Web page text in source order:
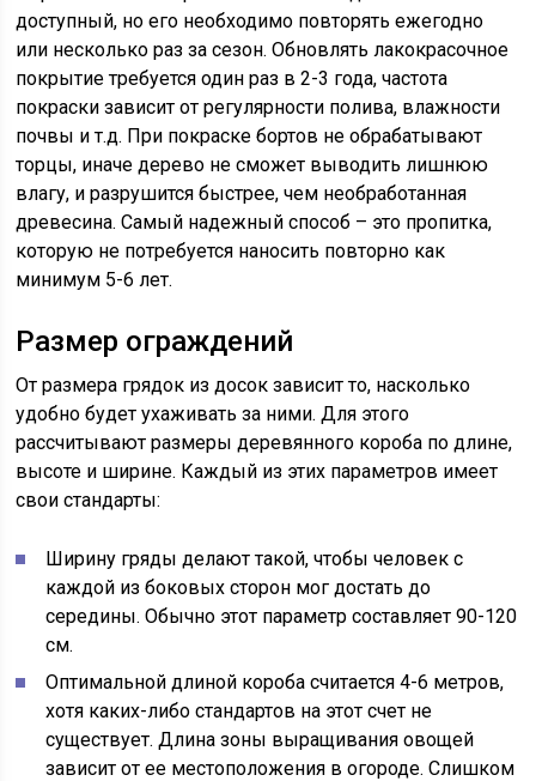
доступный, но его необходимо повторять ежегодно
или несколько раз за сезон. Обновлять лакокрасочное
покрытие требуется один раз в 2-3 года, частота
покраски зависит от регулярности полива, влажности
почвы и т.д. При покраске бортов не обрабатывают
торцы, иначе дерево не сможет выводить лишнюю
влагу, и разрушится быстрее, чем необработанная
древесина. Самый надежный способ – это пропитка,
которую не потребуется наносить повторно как
минимум 5-6 лет.
Размер ограждений
От размера грядок из досок зависит то, насколько
удобно будет ухаживать за ними. Для этого
рассчитывают размеры деревянного короба по длине,
высоте и ширине. Каждый из этих параметров имеет
свои стандарты:
Ширину гряды делают такой, чтобы человек с
каждой из боковых сторон мог достать до
середины. Обычно этот параметр составляет 90-120
см.
Оптимальной длиной короба считается 4-6 метров,
хотя каких-либо стандартов на этот счет не
существует. Длина зоны выращивания овощей
зависит от ее местоположения в огороде. Слишком